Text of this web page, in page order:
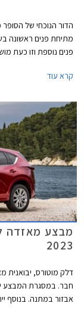
פנים נוספת וזו כעת
קרא עוד
מבצע מאזדה
2023
דלק מוטורס, יבואנית
חבר. במסגרת המבצע